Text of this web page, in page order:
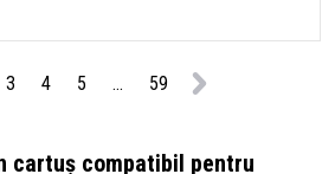
3 4 5 ... 59
cartuș compatibil pentru